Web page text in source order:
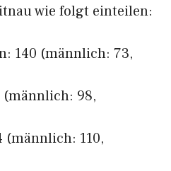
wie folgt einteilen:
140 (männlich: 73,
(männlich: 98,
(männlich: 110,